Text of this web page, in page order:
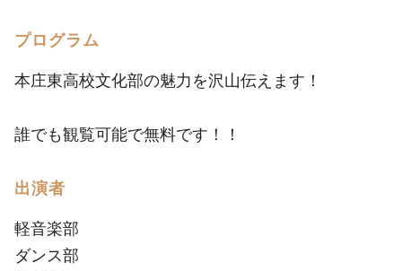
プログラム
本庄東高校文化部の魅力を沢山伝えます！
誰でも観覧可能で無料です！！
出演者
軽音楽部
ダンス部